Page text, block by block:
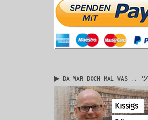
▶ DA WAR DOCH MAL WAS... ツ